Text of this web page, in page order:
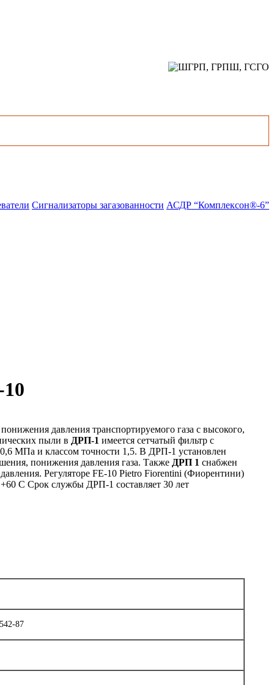
Сигнализаторы загазованности АСДР “Комплексон®-6”
давления транспортируемого газа с высокого,
пыли в ДРП-1 имеется сетчатый фильтр с
МПа и классом точности 1,5. В ДРП-1 установлен
понижения давления газа. Также ДРП 1 снабжен
Регуляторе FE-10 Pietro Fiorentini (Фиорентини)
С Срок службы ДРП-1 составляет 30 лет
87